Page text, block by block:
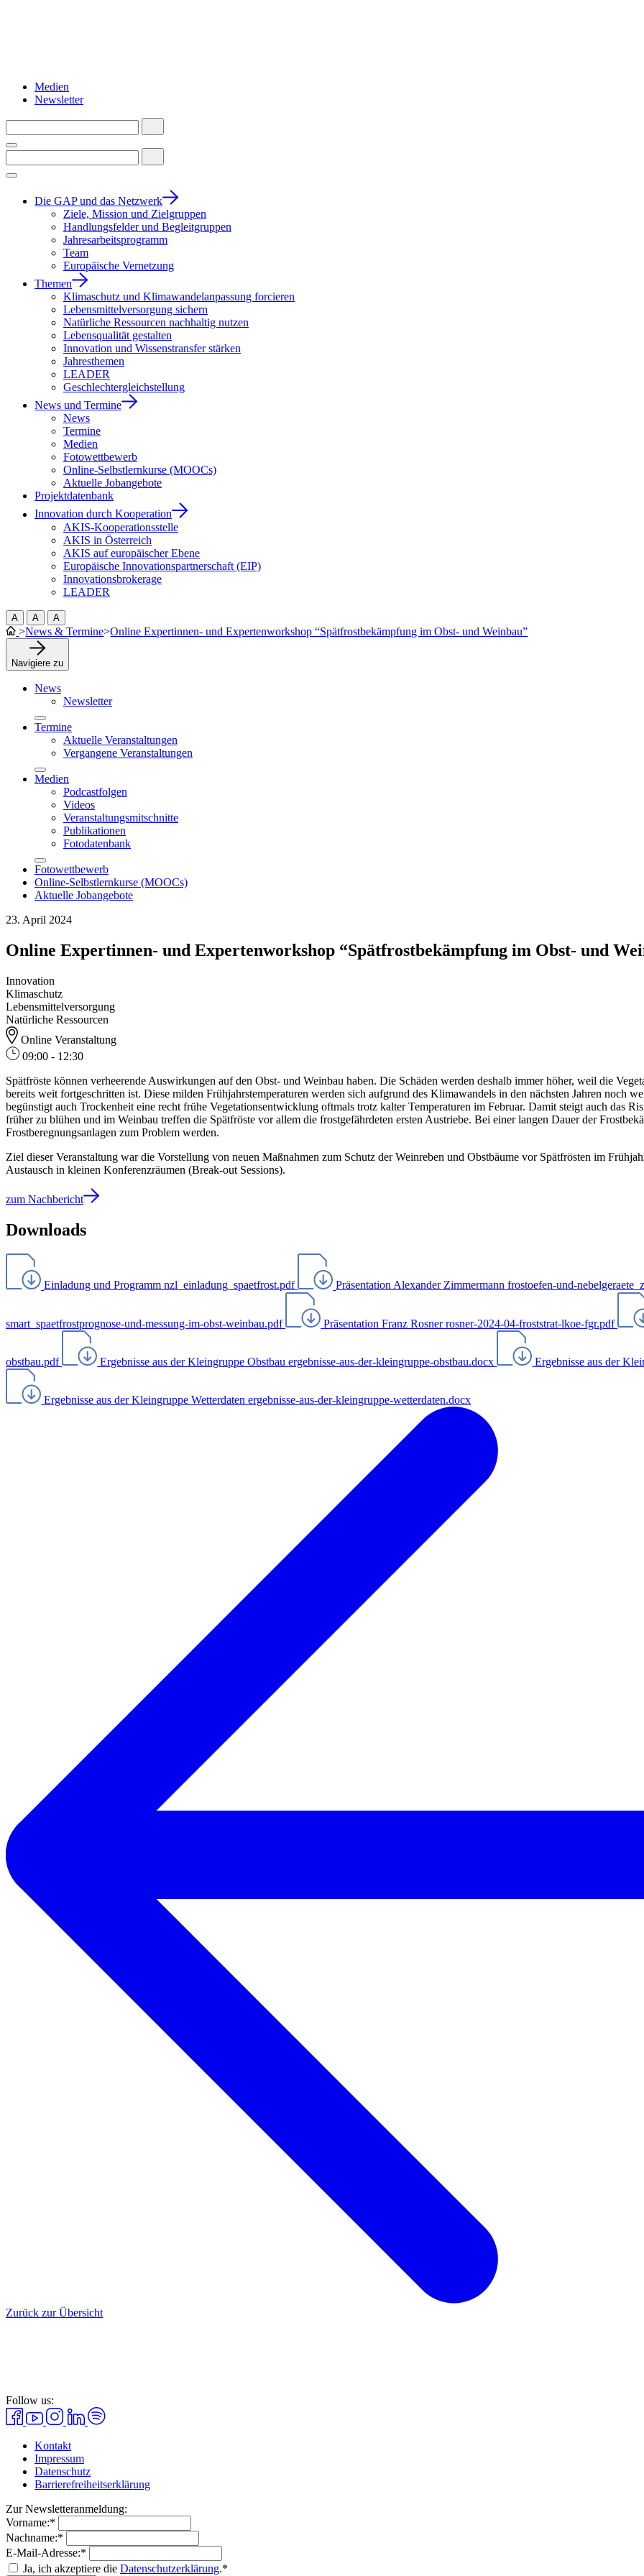
Medien
Newsletter
Die GAP und das Netzwerk
Ziele, Mission und Zielgruppen
Handlungsfelder und Begleitgruppen
Jahresarbeitsprogramm
Team
Europäische Vernetzung
Themen
Klimaschutz und Klimawandelanpassung forcieren
Lebensmittelversorgung sichern
Natürliche Ressourcen nachhaltig nutzen
Lebensqualität gestalten
Innovation und Wissenstransfer stärken
Jahresthemen
LEADER
Geschlechtergleichstellung
News und Termine
News
Termine
Medien
Fotowettbewerb
Online-Selbstlernkurse (MOOCs)
Aktuelle Jobangebote
Projektdatenbank
Innovation durch Kooperation
AKIS-Kooperationsstelle
AKIS in Österreich
AKIS auf europäischer Ebene
Europäische Innovationspartnerschaft (EIP)
Innovationsbrokerage
LEADER
A A A
>News & Termine>Online Expertinnen- und Expertenworkshop “Spätfrostbekämpfung im Obst- und Weinbau”
Navigiere zu
News
Newsletter
Termine
Aktuelle Veranstaltungen
Vergangene Veranstaltungen
Medien
Podcastfolgen
Videos
Veranstaltungsmitschnitte
Publikationen
Fotodatenbank
Fotowettbewerb
Online-Selbstlernkurse (MOOCs)
Aktuelle Jobangebote
23. April 2024
Online Expertinnen- und Expertenworkshop “Spätfrostbekämpfung im Obst- und
Innovation
Klimaschutz
Lebensmittelversorgung
Natürliche Ressourcen
Online Veranstaltung
09:00 - 12:30
Spätfröste können verheerende Auswirkungen auf den Obst- und Weinbau haben. Die Schäden werden deshalb immer höher, weil die
bereits weit fortgeschritten ist. Diese milden Frühjahrstemperaturen werden sich aufgrund des Klimawandels in den nächsten Jahren noch
begünstigt auch Trockenheit eine recht frühe Vegetationsentwicklung oftmals trotz kalter Temperaturen im Februar. Damit steigt auch das
früher zu blühen und im Weinbau treffen die Spätfröste vor allem die frostgefährdeten ersten Austriebe. Bei einer langen Dauer der
Frostberegnungsanlagen zum Problem werden.
Ziel dieser Veranstaltung war die Vorstellung von neuen Maßnahmen zum Schutz der Weinreben und Obstbäume vor Spätfrösten im
Austausch in kleinen Konferenzräumen (Break-out Sessions).
zum Nachbericht
Downloads
Einladung und Programm nzl_einladung_spaetfrost.pdf Präsentation Alexander Zimmermann frostoefen-und-
smart_spaetfrostprognose-und-messung-im-obst-weinbau.pdf Präsentation Franz Rosner rosner-2024-04-froststrat-lkoe-fgr.pdf
obstbau.pdf Ergebnisse aus der Kleingruppe Obstbau ergebnisse-aus-der-kleingruppe-obstbau.docx Ergebnisse aus der
Ergebnisse aus der Kleingruppe Wetterdaten ergebnisse-aus-der-kleingruppe-wetterdaten.docx
Zurück zur Übersicht
Follow us:
Kontakt
Impressum
Datenschutz
Barrierefreiheitserklärung
Zur Newsletteranmeldung:
Vorname:*
Nachname:*
E-Mail-Adresse:*
Ja, ich akzeptiere die Datenschutzerklärung.*